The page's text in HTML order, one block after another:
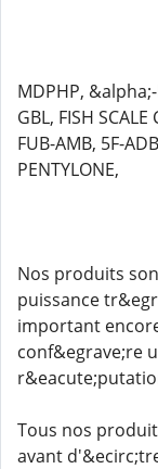
MDPHP,
GBL, FISH
FUB-AMB, 5F-
PENTYLONE,
Nos produits
puissance
important
conf&egrave;re
Tous nos
avant